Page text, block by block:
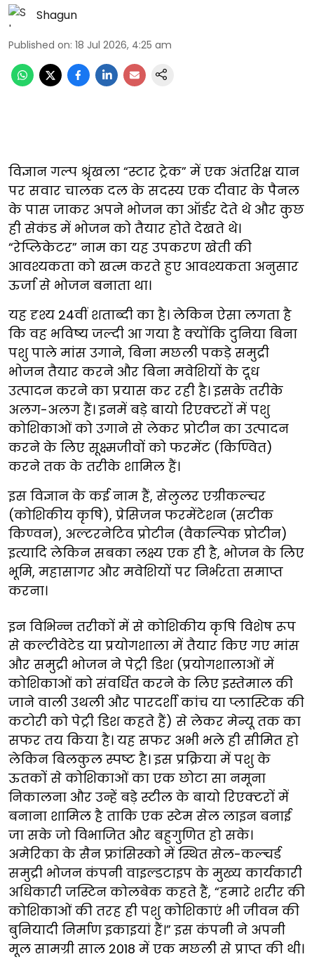
Shagun
Published on: 18 Jul 2026, 4:25 am
विज्ञान गल्प श्रृंखला “स्टार ट्रेक” में एक अंतरिक्ष यान
पर सवार चालक दल के सदस्य एक दीवार के पैनल
के पास जाकर अपने भोजन का ऑर्डर देते थे और कुछ
ही सेकंड में भोजन को तैयार होते देखते थे।
“रेप्लिकेटर” नाम का यह उपकरण खेती की
आवश्यकता को खत्म करते हुए आवश्यकता अनुसार
ऊर्जा से भोजन बनाता था।
यह दृश्य 24वीं शताब्दी का है। लेकिन ऐसा लगता है
कि वह भविष्य जल्दी आ गया है क्योंकि दुनिया बिना
पशु पाले मांस उगाने, बिना मछली पकड़े समुद्री
भोजन तैयार करने और बिना मवेशियों के दूध
उत्पादन करने का प्रयास कर रही है। इसके तरीके
अलग-अलग हैं। इनमें बड़े बायो रिएक्टरों में पशु
कोशिकाओं को उगाने से लेकर प्रोटीन का उत्पादन
करने के लिए सूक्ष्मजीवों को फरमेंट (किण्वित)
करने तक के तरीके शामिल हैं।
इस विज्ञान के कई नाम हैं, सेलुलर एग्रीकल्चर
(कोशिकीय कृषि), प्रेसिजन फरमेंटेशन (सटीक
किण्वन), अल्टरनेटिव प्रोटीन (वैकल्पिक प्रोटीन)
इत्यादि लेकिन सबका लक्ष्य एक ही है, भोजन के लिए
भूमि, महासागर और मवेशियों पर निर्भरता समाप्त
करना।
इन विभिन्न तरीकों में से कोशिकीय कृषि विशेष रूप
से कल्टीवेटेड या प्रयोगशाला में तैयार किए गए मांस
और समुद्री भोजन ने पेट्री डिश (प्रयोगशालाओं में
कोशिकाओं को संवर्धित करने के लिए इस्तेमाल की
जाने वाली उथली और पारदर्शी कांच या प्लास्टिक की
कटोरी को पेट्री डिश कहते हैं) से लेकर मेन्यू तक का
सफर तय किया है। यह सफर अभी भले ही सीमित हो
लेकिन बिलकुल स्पष्ट है। इस प्रक्रिया में पशु के
ऊतकों से कोशिकाओं का एक छोटा सा नमूना
निकालना और उन्हें बड़े स्टील के बायो रिएक्टरों में
बनाना शामिल है ताकि एक स्टेम सेल लाइन बनाई
जा सके जो विभाजित और बहुगुणित हो सके।
अमेरिका के सैन फ्रांसिस्को में स्थित सेल-कल्चर्ड
समुद्री भोजन कंपनी वाइल्डटाइप के मुख्य कार्यकारी
अधिकारी जस्टिन कोलबेक कहते हैं, “हमारे शरीर की
कोशिकाओं की तरह ही पशु कोशिकाएं भी जीवन की
बुनियादी निर्माण इकाइयां हैं।” इस कंपनी ने अपनी
मूल सामग्री साल 2018 में एक मछली से प्राप्त की थी।